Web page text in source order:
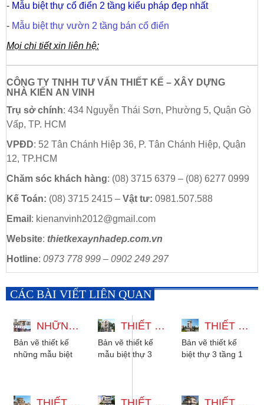
- Mẫu biệt thự cổ điển 2 tầng kiểu pháp đẹp nhất
- Mẫu biệt thự vườn 2 tầng bán cổ điển
Mọi chi tiết xin liên hệ:
CÔNG TY TNHH TƯ VẤN THIẾT KẾ – XÂY DỰNG
NHÀ KIẾN AN VINH
Trụ sở chính: 434 Nguyễn Thái Sơn, Phường 5, Quận Gò
Vấp, TP. HCM
VPĐD: 52 Tân Chánh Hiệp 36, P. Tân Chánh Hiệp, Quận
12, TP.HCM
Chăm sóc khách hàng: (08) 3715 6379 – (08) 6277 0999
Kế Toán: (08) 3715 2415 – Vật tư: 0981.507.588
Email : kienanvinh2012@gmail.com
Website: thietkexaynhadep.com.vn
Hotline: 0973 778 999 – 0902 249 297
CÁC BÀI VIẾT LIÊN QUAN
NHỮNG MẪU BIỆT THỰ 3 TẦNG ĐẸP ĐA DẠNG PHONG CÁCH
Bản vẽ thiết kế
những mẫu biệt
THIẾT KẾ MẪU BIỆT THỰ 3 TẦNG CÓ THANG MÁY 12X22M
Bản vẽ thiết kế
mẫu biệt thự 3
phong cách tân...
THIẾT KẾ BIỆT THỰ 3 TẦNG 1 TUM HIỆN ĐẠI CÓ THANG MÁY VÀ HẦM
Bản vẽ thiết kế
biệt thự 3 tầng 1
với...